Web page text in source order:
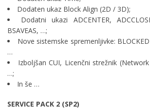
Dodaten ukaz Block Align (2D / 3D);
Dodatni ukazi ADCENTER,
BSAVEAS, …;
Nove sistemske spremenljivke:
…
Izboljšan CUI, Licenčni strežnik
…;
In še …
SERVICE PACK 2 (SP2)